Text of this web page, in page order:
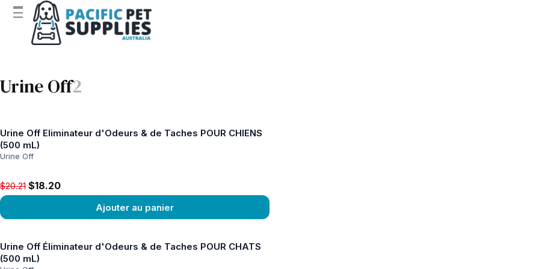
Urine Off2
Urine Off Eliminateur d'Odeurs & de Taches POUR CHIENS
(500 mL)
Urine Off
Original price $20.21, now $18.20
$20.21 $18.20
Ajouter au panier
Urine Off Éliminateur d'Odeurs & de Taches POUR CHATS
(500 mL)